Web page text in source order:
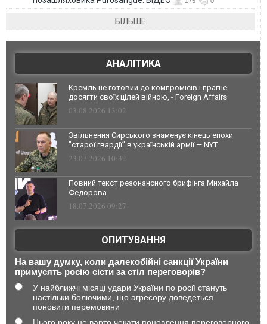
БІЛЬШЕ
АНАЛІТИКА
Кремль не готовий до компромісів і прагне
досягти своїх цілей війною, - Foreign Affairs
03.08.2026 13:02
Звільнення Сирського знаменує кінець епохи
"старої гвардії" в українській армії — NYT
23.07.2026 10:32
Повний текст резонансного брифінга Михайла
Федорова
18.07.2026 09:27
ОПИТУВАННЯ
На вашу думку, коли далекобійні санкції України
примусять росію сісти за стіл переговорів?
У найближчі місяці удари України по росії стануть
настільки болючими, що агресору доведеться
поновити перемовини
Цього року не варто чекати поновлення переговорного